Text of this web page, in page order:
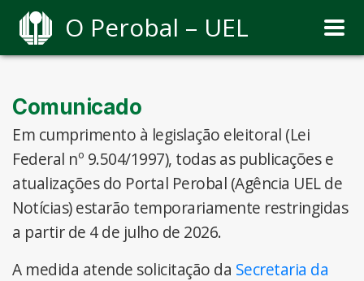
O Perobal – UEL
Comunicado
Em cumprimento à legislação eleitoral (Lei
Federal nº 9.504/1997), todas as publicações e
atualizações do Portal Perobal (Agência UEL de
Notícias) estarão temporariamente restringidas
a partir de 4 de julho de 2026.
A medida atende solicitação da Secretaria da